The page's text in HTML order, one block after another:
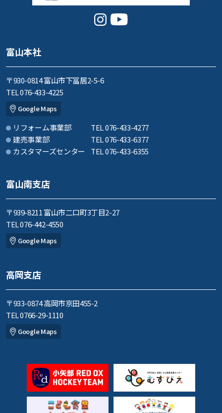
富山本社
〒930-0814 富山市下冨居2-5-6
TEL 076-433-4225
Google Maps
リフォーム事業部
TEL 076-433-4277
建売事業部
TEL 076-433-6377
カスタマーズセンター
TEL 076-433-6355
富山南支店
〒939-8211 富山市二口町3丁目2-27
TEL 076-442-4550
Google Maps
高岡支店
〒933-0874 高岡市京田455-2
TEL 0766-29-1110
Google Maps